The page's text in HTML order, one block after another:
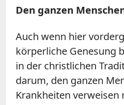
Den ganzen
Auch wenn hier
körperliche Genesung
in der christlichen
darum, den ganzen
Krankheiten